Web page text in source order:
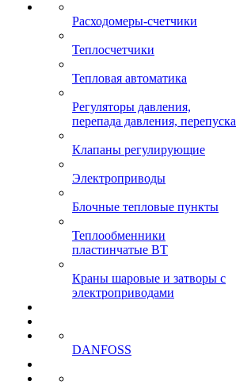
Расходомеры-счетчики
Теплосчетчики
Тепловая автоматика
Регуляторы давления,
перепада давления, перепуска
Клапаны регулирующие
Электроприводы
Блочные тепловые пункты
Теплообменники
пластинчатые ВТ
Краны шаровые и затворы с
электроприводами
DANFOSS